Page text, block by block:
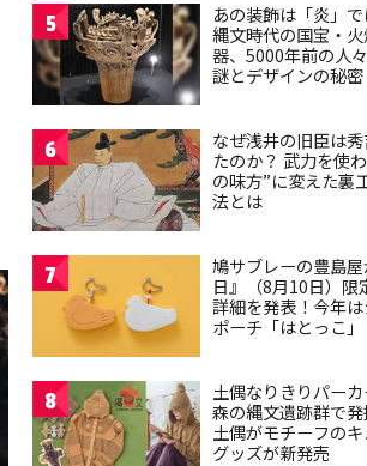
5
あの装飾は「炎」
縄文時代の国宝・
器、5000年前の人
謎とデザインの秘密
6
なぜ浅井の旧臣は
たのか？ 武力を使
の味方”に変えた裏
法とは
7
鳩サブレーの豊島
日』（8月10日）限
詳細を発表！今年
ポーチ「はとっこ」
8
土偶なりきりパー
森の縄文遺跡群で
土偶がモチーフの
グッズが新発売